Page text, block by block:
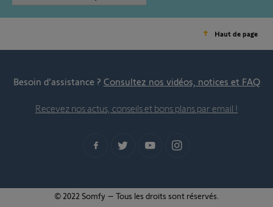
Haut de page
Besoin d’assistance ? Consultez nos vidéos, notices et FAQ
Recevez nos actus, conseils et bons plans par email !
© 2022 Somfy – Tous les droits sont réservés.